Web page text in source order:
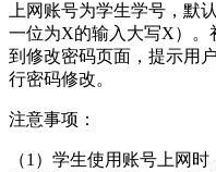
上网账号为学生学号，默
一位为X的输入大写X）。
到修改密码页面，提示用
行密码修改。
注意事项：
（1）学生使用账号上网